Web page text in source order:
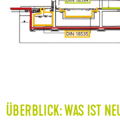
ÜBERBLICK: WAS IST